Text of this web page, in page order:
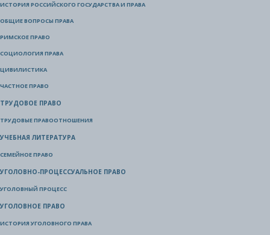
ИСТОРИЯ РОССИЙСКОГО ГОСУДАРСТВА И ПРАВА
ОБЩИЕ ВОПРОСЫ ПРАВА
РИМСКОЕ ПРАВО
СОЦИОЛОГИЯ ПРАВА
ЦИВИЛИСТИКА
ЧАСТНОЕ ПРАВО
ТРУДОВОЕ ПРАВО
ТРУДОВЫЕ ПРАВООТНОШЕНИЯ
УЧЕБНАЯ ЛИТЕРАТУРА
СЕМЕЙНОЕ ПРАВО
УГОЛОВНО-ПРОЦЕССУАЛЬНОЕ ПРАВО
УГОЛОВНЫЙ ПРОЦЕСС
УГОЛОВНОЕ ПРАВО
ИСТОРИЯ УГОЛОВНОГО ПРАВА